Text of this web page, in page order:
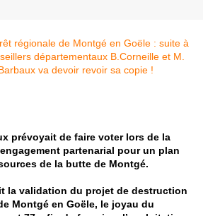
prévoyait de faire voter lors de la
partenarial pour un plan
de la butte de Montgé.
la validation du projet de destruction
Montgé en Goële, le joyau du